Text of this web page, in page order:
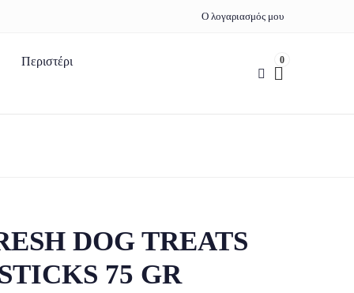
Ο λογαριασμός μου
Περιστέρι
0
DOG TREATS
75 GR